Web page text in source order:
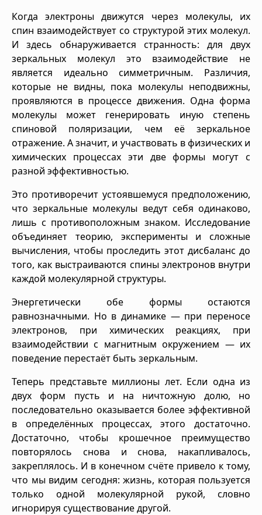
Когда электроны движутся через молекулы, их
спин взаимодействует со структурой этих молекул.
И здесь обнаруживается странность: для двух
зеркальных молекул это взаимодействие не
является идеально симметричным. Различия,
которые не видны, пока молекулы неподвижны,
проявляются в процессе движения. Одна форма
молекулы может генерировать иную степень
спиновой поляризации, чем её зеркальное
отражение. А значит, и участвовать в физических и
химических процессах эти две формы могут с
разной эффективностью.
Это противоречит устоявшемуся предположению,
что зеркальные молекулы ведут себя одинаково,
лишь с противоположным знаком. Исследование
объединяет теорию, эксперименты и сложные
вычисления, чтобы проследить этот дисбаланс до
того, как выстраиваются спины электронов внутри
каждой молекулярной структуры.
Энергетически обе формы остаются
равнозначными. Но в динамике — при переносе
электронов, при химических реакциях, при
взаимодействии с магнитным окружением — их
поведение перестаёт быть зеркальным.
Теперь представьте миллионы лет. Если одна из
двух форм пусть и на ничтожную долю, но
последовательно оказывается более эффективной
в определённых процессах, этого достаточно.
Достаточно, чтобы крошечное преимущество
повторялось снова и снова, накапливалось,
закреплялось. И в конечном счёте привело к тому,
что мы видим сегодня: жизнь, которая пользуется
только одной молекулярной рукой, словно
игнорируя существование другой.